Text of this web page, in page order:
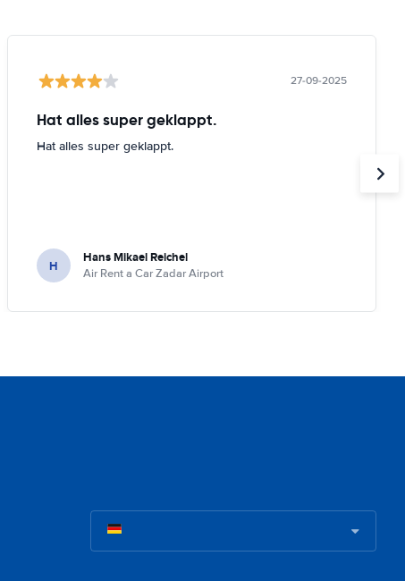
27-09-2025
Hat alles super geklappt.
Hat alles super geklappt.
H Hans Mikael Reichel
Air Rent a Car Zadar Airport